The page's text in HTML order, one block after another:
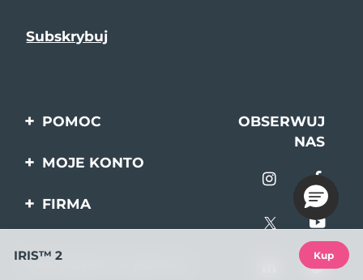
POMOC
Kontakt
OBSERWUJ
NAS
MOJE KONTO
Pomoc
FIRMA
100% bezpieczne płatności
IRIS™ 2 Kup